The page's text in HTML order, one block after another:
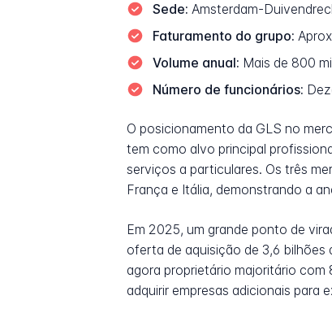
Sede: Amsterdam-
Faturamento do grupo:
Volume anual: Mais de 800
Número de funcionários:
O posicionamento da GLS no
tem como alvo principal
serviços a particulares. Os três
França e Itália, demonstrando a
Em 2025, um grande ponto de
oferta de aquisição de 3,6 bilhões
agora proprietário majoritário com
adquirir empresas adicionais para